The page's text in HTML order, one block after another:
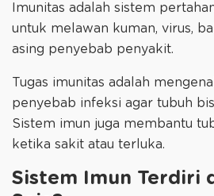
Imunitas adalah sistem
untuk melawan kuman, virus,
asing penyebab penyakit.
Tugas imunitas adalah
penyebab infeksi agar tubuh
Sistem imun juga membantu
ketika sakit atau terluka.
Sistem Imun Terdiri